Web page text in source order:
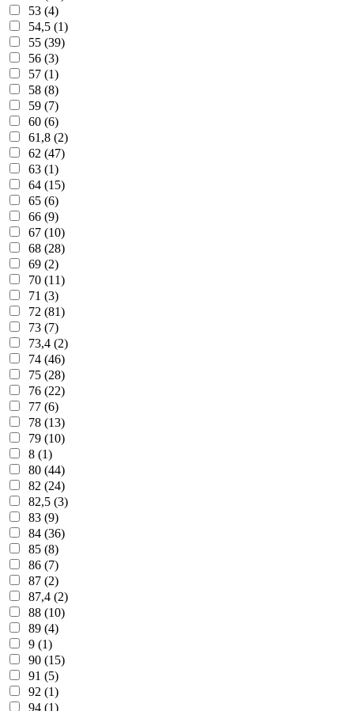
53 (4)
54,5 (1)
55 (39)
56 (3)
57 (1)
58 (8)
59 (7)
60 (6)
61,8 (2)
62 (47)
63 (1)
64 (15)
65 (6)
66 (9)
67 (10)
68 (28)
69 (2)
70 (11)
71 (3)
72 (81)
73 (7)
73,4 (2)
74 (46)
75 (28)
76 (22)
77 (6)
78 (13)
79 (10)
8 (1)
80 (44)
82 (24)
82,5 (3)
83 (9)
84 (36)
85 (8)
86 (7)
87 (2)
87,4 (2)
88 (10)
89 (4)
9 (1)
90 (15)
91 (5)
92 (1)
94 (1)